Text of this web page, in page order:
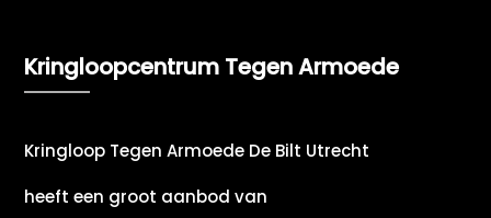
Kringloopcentrum Tegen Armoede
Kringloop Tegen Armoede De Bilt Utrecht
heeft een groot aanbod van